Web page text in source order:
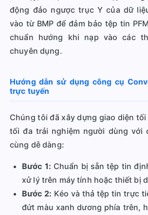
động đảo ngược trục Y của dữ
vào từ BMP để đảm bảo tệp tin
chuẩn hướng khi nạp vào các
chuyên dụng.
Hướng dẫn sử dụng công cụ
trực tuyến
Chúng tôi đã xây dựng giao diện
tối đa trải nghiệm người dùng với
cùng dễ dàng:
Bước 1: Chuẩn bị sẵn tệp tin
xử lý trên máy tính hoặc thiết bị
Bước 2: Kéo và thả tệp tin trực
đứt màu xanh dương phía trên,